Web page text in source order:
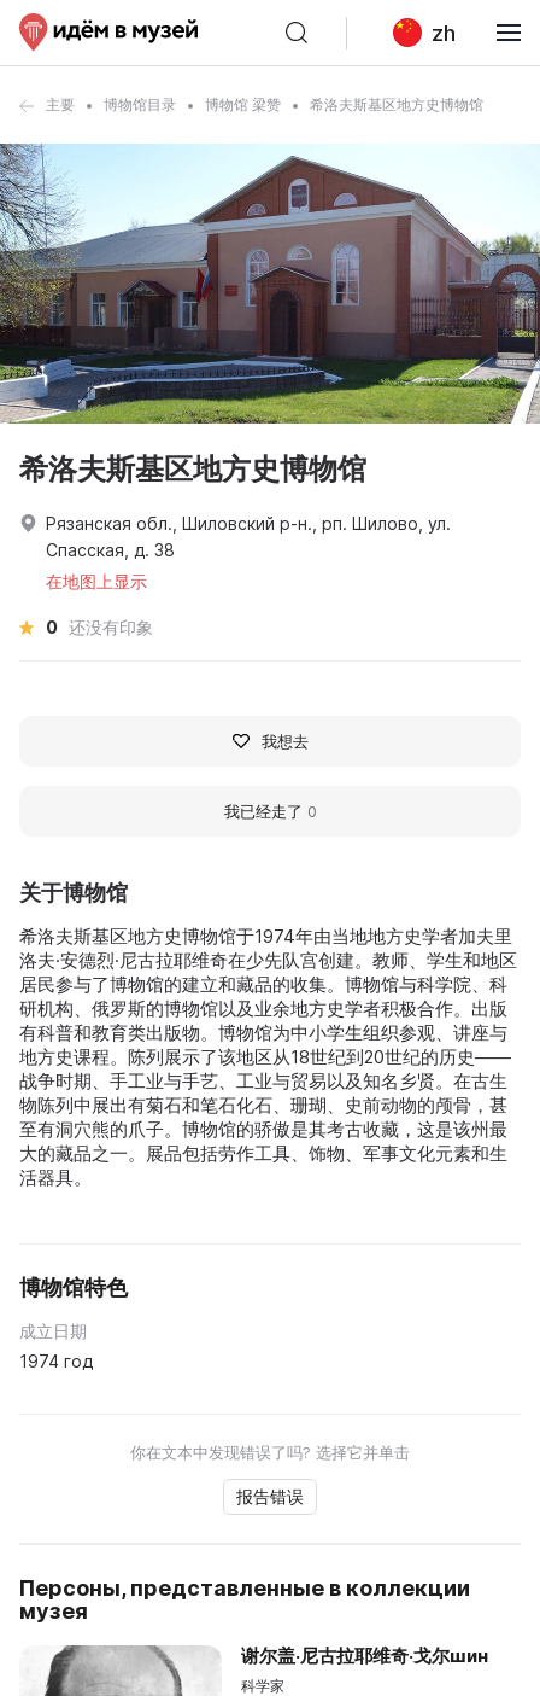
zh
主要 博物馆目录 博物馆 梁赞 希洛夫斯基区地方史博物馆
关于博物馆
希洛夫斯基区地方史博物馆于1974年由当地地方史学者加夫里
洛夫·安德烈·尼古拉耶维奇在少先队宫创建。教师、学生和地区
居民参与了博物馆的建立和藏品的收集。博物馆与科学院、科
研机构、俄罗斯的博物馆以及业余地方史学者积极合作。出版
有科普和教育类出版物。博物馆为中小学生组织参观、讲座与
地方史课程。陈列展示了该地区从18世纪到20世纪的历史——
战争时期、手工业与手艺、工业与贸易以及知名乡贤。在古生
物陈列中展出有菊石和笔石化石、珊瑚、史前动物的颅骨，甚
至有洞穴熊的爪子。博物馆的骄傲是其考古收藏，这是该州最
大的藏品之一。展品包括劳作工具、饰物、军事文化元素和生
活器具。
博物馆特色
成立日期
1974 год
你在文本中发现错误了吗? 选择它并单击
报告错误
Персоны, представленные в коллекции
музея
谢尔盖·尼古拉耶维奇·戈尔шин
科学家
希洛夫斯基区地方史博物馆
Рязанская обл., Шиловский р-н., рп. Шилово, ул.
Спасская, д. 38
在地图上显示
0 还没有印象
我想去
我已经走了 0